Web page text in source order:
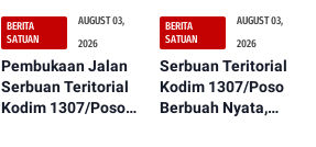
BERITA
SATUAN
AUGUST 03,
2026
Pembukaan Jalan
Serbuan Teritorial
Kodim 1307/Poso
BERITA
SATUAN
AUGUST 03,
2026
Serbuan Teritorial
Kodim 1307/Poso
Berbuah Nyata,